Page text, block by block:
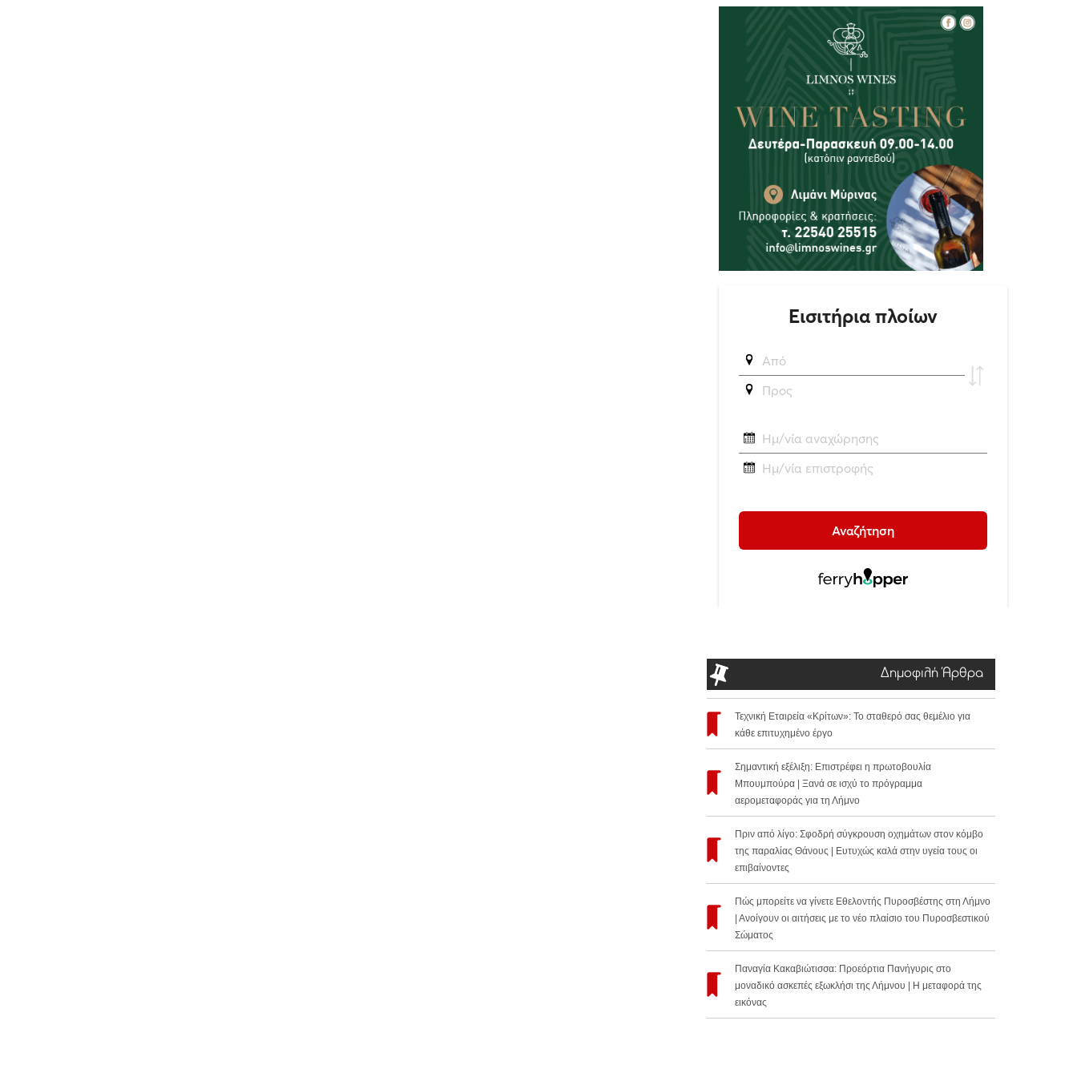
Δημοφιλή Άρθρα
Τεχνική Εταιρεία «Κρίτων»: Το σταθερό σας θεμέλιο για
κάθε επιτυχημένο έργο
Σημαντική εξέλιξη: Επιστρέφει η πρωτοβουλία
Μπουμπούρα | Ξανά σε ισχύ το πρόγραμμα
αερομεταφοράς για τη Λήμνο
Πριν από λίγο: Σφοδρή σύγκρουση οχημάτων στον κόμβο
της παραλίας Θάνους | Ευτυχώς καλά στην υγεία τους οι
επιβαίνοντες
Πώς μπορείτε να γίνετε Εθελοντής Πυροσβέστης στη Λήμνο
| Ανοίγουν οι αιτήσεις με το νέο πλαίσιο του Πυροσβεστικού
Σώματος
Παναγία Κακαβιώτισσα: Προεόρτια Πανήγυρις στο
μοναδικό ασκεπές εξωκλήσι της Λήμνου | Η μεταφορά της
εικόνας